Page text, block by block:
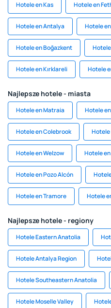
Hotele en Kas Hotele en
Hotele en Antalya Hotele
Hotele en Boğazkent
Hotele en Kırklareli Hotele
Najlepsze hotele - miasta
Hotele en Matraia Hotele
Hotele en Colebrook Hotele
Hotele en Welzow Hotele
Hotele en Pozo Alcón
Hotele en Tramore Hotele
Najlepsze hotele - regiony
Hotele Eastern Anatolia
Hotele Antalya Region
Hotele Southeastern Anatolia
Hotele Moselle Valley